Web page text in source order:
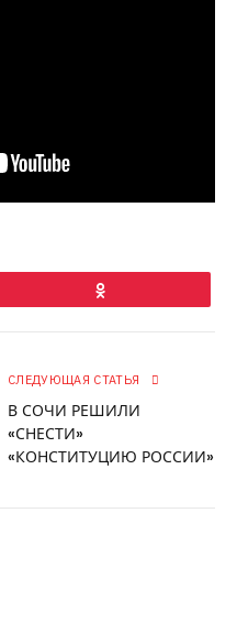
Ok
СЛЕДУЮЩАЯ СТАТЬЯ
В СОЧИ РЕШИЛИ
«СНЕСТИ»
«КОНСТИТУЦИЮ РОССИИ»